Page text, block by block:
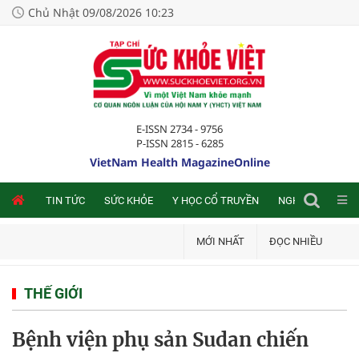
Chủ Nhật 09/08/2026 10:23
E-ISSN 2734 - 9756
P-ISSN 2815 - 6285
VietNam Health MagazineOnline
TIN TỨC SỨC KHỎE Y HỌC CỔ TRUYỀN NGHIÊN CỨU
MỚI NHẤT ĐỌC NHIỀU
THẾ GIỚI
Bệnh viện phụ sản Sudan chiến